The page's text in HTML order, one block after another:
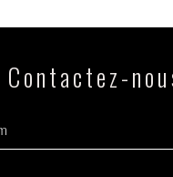
Contactez-